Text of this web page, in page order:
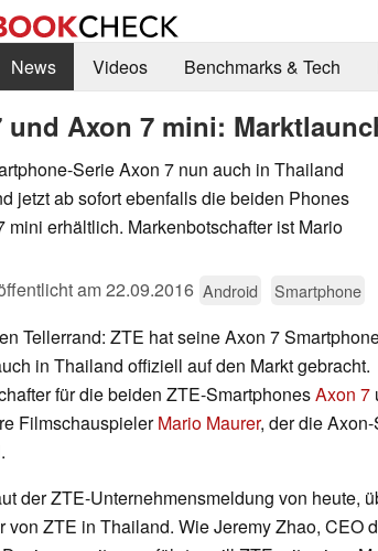
News Videos Benchmarks & Tech
und Axon 7 mini:
Serie Axon 7 nun auch in Thailand
jetzt ab sofort ebenfalls die beiden Phones
mini erhältlich. Markenbotschafter ist Mario
am22.09.2016 Android Smartphone
Tellerrand: ZTE hat seine Axon 7
in Thailand offiziell auf den Markt gebracht.
für die beiden ZTE-SmartphonesAxon 7
FilmschauspielerMario Maurer, der die
der ZTE-Unternehmensmeldung von heute,
von ZTE in Thailand. Wie Jeremy Zhao, CEO